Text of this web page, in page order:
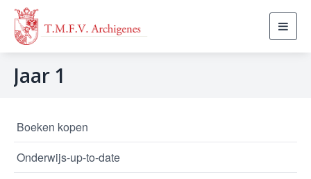
Jaar 1
Boeken kopen
Onderwijs-up-to-date